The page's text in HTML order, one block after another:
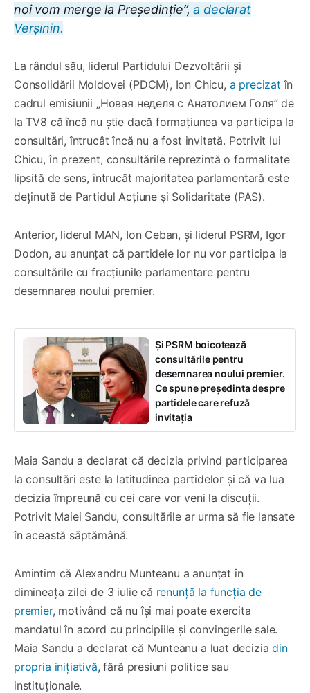
noi vom merge la Președinție”,a declarat
Verșinin.
La rândul său, liderul Partidului Dezvoltării și
Consolidării Moldovei (PDCM), Ion Chicu, a precizat în
cadrul emisiunii „Новая неделя с Анатолием Голя” de
la TV8 că încă nu știe dacă formațiunea va participa la
consultări, întrucât încă nu a fost invitată. Potrivit lui
Chicu, în prezent, consultările reprezintă o formalitate
lipsită de sens, întrucât majoritatea parlamentară este
deținută de Partidul Acțiune și Solidaritate (PAS).
Anterior, liderul MAN, Ion Ceban, și liderul PSRM, Igor
Dodon, au anunțat că partidele lor nu vor participa la
consultările cu fracțiunile parlamentare pentru
desemnarea noului premier.
Și PSRM boicotează
consultările pentru
desemnarea noului premier.
Ce spune președinta despre
partidele care refuză
invitația
Maia Sandu a declarat că decizia privind participarea
la consultări este la latitudinea partidelor și că va lua
decizia împreună cu cei care vor veni la discuții.
Potrivit Maiei Sandu, consultările ar urma să fie lansate
în această săptămână.
Amintim că Alexandru Munteanu a anunțat în
dimineața zilei de 3 iulie că renunță la funcția de
premier, motivând că nu își mai poate exercita
mandatul în acord cu principiile și convingerile sale.
Maia Sandu a declarat că Munteanu a luat deciziadin
propria inițiativă, fără presiuni politice sau
instituționale.